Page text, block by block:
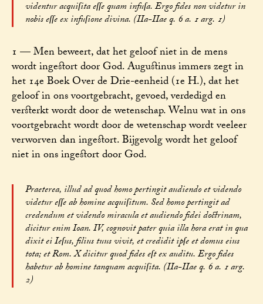
videntur acquiſita eſſe quam infuſa. Ergo fides non videtur in
nobis eſſe ex infuſione divina. (IIa-IIae q. 6 a. 1 arg. 1)
1 — Men beweert, dat het geloof niet in de mens
wordt ingestort door God. Augustinus immers zegt in
het 14e Boek Over de Drie-eenheid (1e H.), dat het
geloof in ons voortgebracht, gevoed, verdedigd en
versterkt wordt door de wetenschap. Welnu wat in ons
voortgebracht wordt door de wetenschap wordt veeleer
verworven dan ingestort. Bijgevolg wordt het geloof
niet in ons ingestort door God.
Praeterea, illud ad quod homo pertingit audiendo et videndo
videtur eſſe ab homine acquiſitum. Sed homo pertingit ad
credendum et videndo miracula et audiendo fidei doctrinam,
dicitur enim Ioan. IV, cognovit pater quia illa hora erat in qua
dixit ei Ieſus, filius tuus vivit, et credidit ipſe et domus eius
tota; et Rom. X dicitur quod fides eſt ex auditu. Ergo fides
habetur ab homine tanquam acquiſita. (IIa-IIae q. 6 a. 1 arg.
2)